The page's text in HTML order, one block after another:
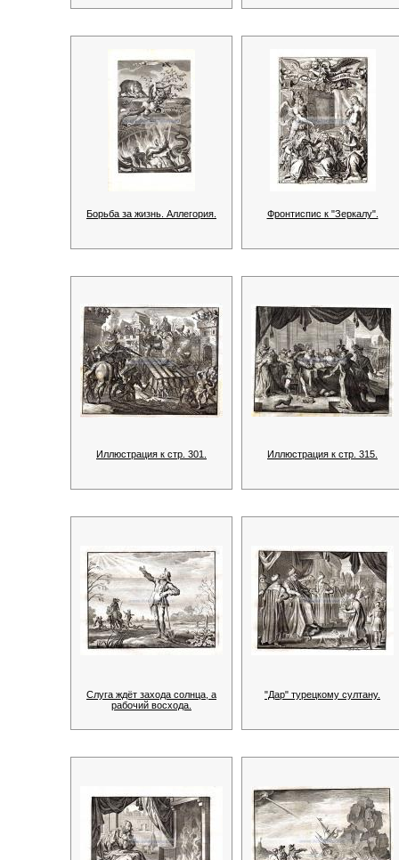
Борьба за жизнь. Аллегория. Фронтиспис к "Зеркалу".
Иллюстрация к стр. 301. Иллюстрация к стр. 315.
Слуга ждёт захода солнца, а
рабочий восхода.
"Дар" турецкому султану.